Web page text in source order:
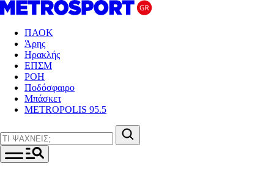
ΠΑΟΚ
Άρης
Ηρακλής
ΕΠΣΜ
ΡΟΗ
Ποδόσφαιρο
Μπάσκετ
METROPOLIS 95.5